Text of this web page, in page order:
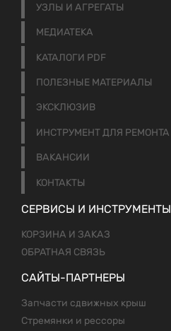
УЗЛЫ И АГРЕГАТЫ
МЕДИАТЕКА
КАТАЛОГИ PDF
ПОЛЕЗНЫЕ МАТЕРИАЛЫ
ЭКСКЛЮЗИВ
ИНСТРУМЕНТ ДЛЯ РЕМОНТА
ВАКАНСИИ
КОНТАКТЫ
СЕРВИСЫ И ИНСТРУМЕНТЫ
КОРЗИНА И ЗАКАЗ
ОБРАТНАЯ СВЯЗЬ
САЙТЫ-ПАРТНЕРЫ
Запчасти сдвижных крыш
Стремянки и рессоры